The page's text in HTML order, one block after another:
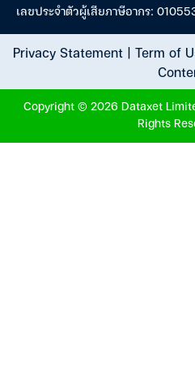
เลขประจำตัวผู้เสียภาษีอากร:
Privacy Statement| Term of
Copyright © 2026 Dataxet
Rights